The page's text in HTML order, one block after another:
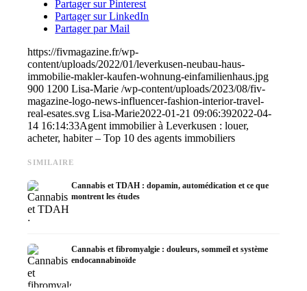
Partager sur Pinterest
Partager sur LinkedIn
Partager par Mail
https://fivmagazine.fr/wp-
content/uploads/2022/01/leverkusen-neubau-haus-
immobilie-makler-kaufen-wohnung-einfamilienhaus.jpg
900 1200 Lisa-Marie /wp-content/uploads/2023/08/fiv-
magazine-logo-news-influencer-fashion-interior-travel-
real-esates.svg Lisa-Marie2022-01-21 09:06:392022-04-
14 16:14:33Agent immobilier à Leverkusen : louer,
acheter, habiter – Top 10 des agents immobiliers
SIMILAIRE
Cannabis et TDAH : dopamin, automédication et ce que
montrent les études
Cannabis et fibromyalgie : douleurs, sommeil et système
endocannabinoïde